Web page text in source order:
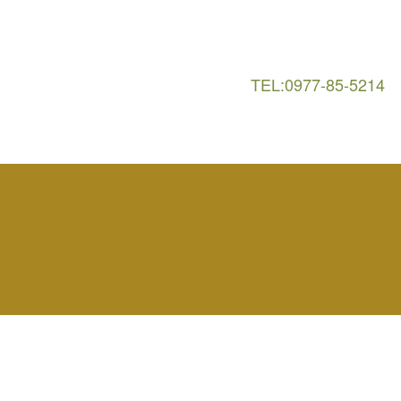
TEL:0977-85-5214